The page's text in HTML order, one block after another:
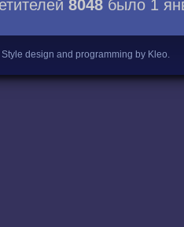
8048 было 1
Style design and programming by Kleo.